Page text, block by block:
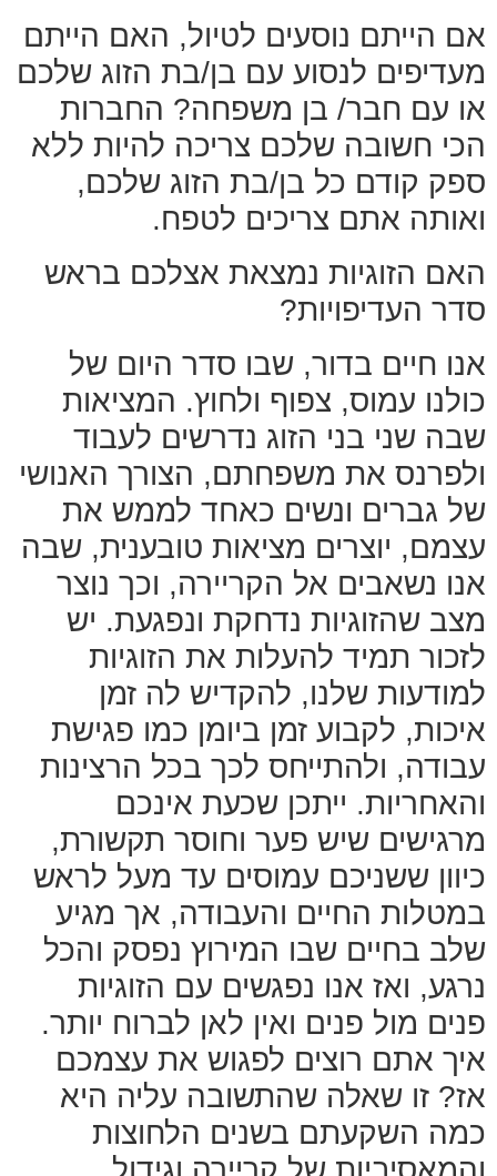
אם הייתם נוסעים לטיול, האם הייתם
מעדיפים לנסוע עם בן/בת הזוג שלכם
או עם חבר/ בן משפחה? החברות
הכי חשובה שלכם צריכה להיות ללא
ספק קודם כל בן/בת הזוג שלכם,
ואותה אתם צריכים לטפח.
האם הזוגיות נמצאת אצלכם בראש
סדר העדיפויות?
אנו חיים בדור, שבו סדר היום של
כולנו עמוס, צפוף ולחוץ. המציאות
שבה שני בני הזוג נדרשים לעבוד
ולפרנס את משפחתם, הצורך האנושי
של גברים ונשים כאחד לממש את
עצמם, יוצרים מציאות טובענית, שבה
אנו נשאבים אל הקריירה, וכך נוצר
מצב שהזוגיות נדחקת ונפגעת. יש
לזכור תמיד להעלות את הזוגיות
למודעות שלנו, להקדיש לה זמן
איכות, לקבוע זמן ביומן כמו פגישת
עבודה, ולהתייחס לכך בכל הרצינות
והאחריות. ייתכן שכעת אינכם
מרגישים שיש פער וחוסר תקשורת,
כיוון ששניכם עמוסים עד מעל לראש
במטלות החיים והעבודה, אך מגיע
שלב בחיים שבו המירוץ נפסק והכל
נרגע, ואז אנו נפגשים עם הזוגיות
פנים מול פנים ואין לאן לברוח יותר.
איך אתם רוצים לפגוש את עצמכם
אז? זו שאלה שהתשובה עליה היא
כמה השקעתם בשנים הלחוצות